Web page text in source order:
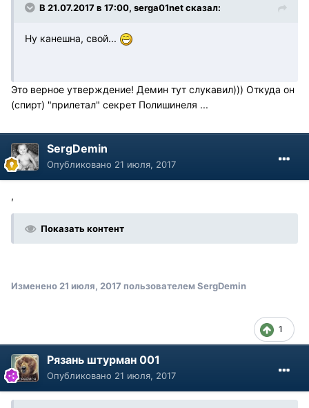
В 21.07.2017 в 17:00, serga01net сказал:
Ну канешна, свой...
Это верное утверждение! Демин тут слукавил))) Откуда он
(спирт) "прилетал" секрет Полишинеля ...
SergDemin
Опубликовано 21 июля, 2017
,
Показать контент
Изменено21 июля, 2017 пользователем SergDemin
1
Рязань штурман 001
Опубликовано 21 июля, 2017